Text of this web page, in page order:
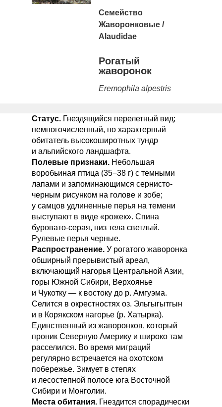
Рогатый
жаворонок
Eremophila alpestris
Семейство
Жаворонковые /
Alaudidae
Статус. Гнездящийся перелетный вид;
немногочисленный, но характерный
обитатель высокоширотных тундр
и альпийского ландшафта.
Полевые признаки. Небольшая
воробьиная птица (35−38 г) с темными
лапами и запоминающимся сернисто-
черным рисунком на голове и зобе;
у самцов удлиненные перья на темени
выступают в виде «рожек». Спина
буровато-серая, низ тела светлый.
Рулевые перья черные.
Распространение. У рогатого жаворонка
обширный прерывистый ареал,
включающий нагорья Центральной Азии,
горы Южной Сибири, Верхоянье
и Чукотку — к востоку до р. Амгуэма.
Селится в окрестностях оз. Эльгыгытгын
и в Корякском нагорье (р. Хатырка).
Единственный из жаворонков, который
проник Северную Америку и широко там
расселился. Во время миграций
регулярно встречается на охотском
побережье. Зимует в степях
и лесостепной полосе юга Восточной
Сибири и Монголии.
Места обитания. Гнездится спорадически